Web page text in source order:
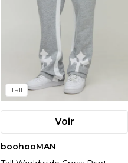
Tall
Voir
boohooMAN